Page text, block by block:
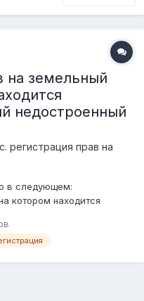
на земельный
недостроенный
регистрация прав на
в следующем:
котором находится
гос.акт на землю, ну
земельного участка. С